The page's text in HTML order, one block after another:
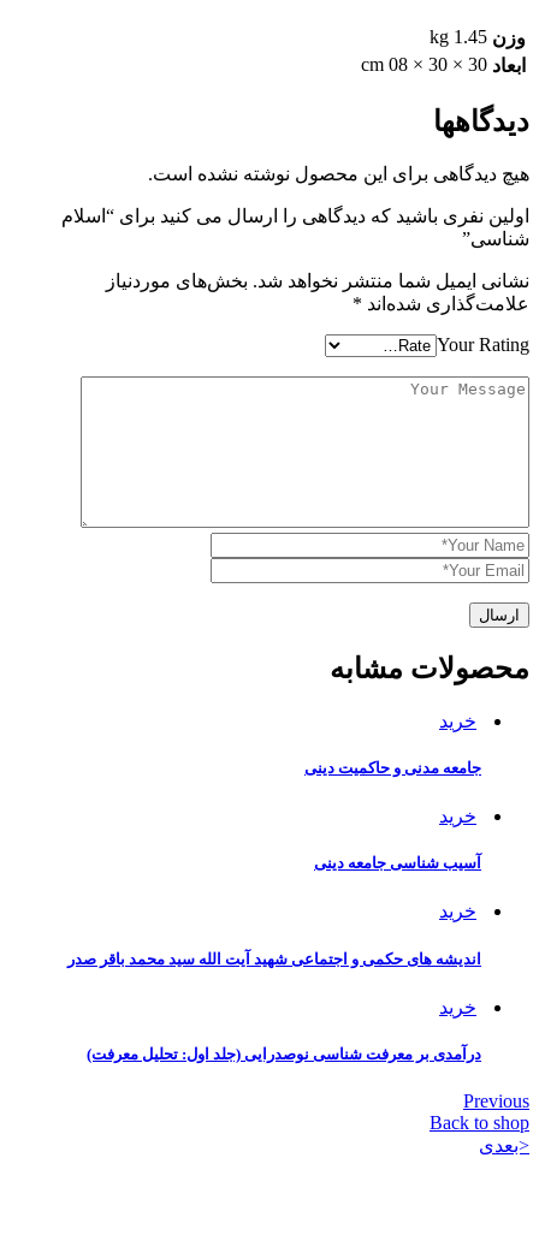
وزن 1.45 kg
ابعاد 30 × 30 × 08 cm
دیدگاهها
هیچ دیدگاهی برای این محصول نوشته نشده است.
اولین نفری باشید که دیدگاهی را ارسال می کنید برای “اسلام
شناسی”
نشانی ایمیل شما منتشر نخواهد شد. بخش‌های موردنیاز
علامت‌گذاری شده‌اند *
Your Rating
محصولات مشابه
خرید
جامعه مدنی و حاکمیت دینی
خرید
آسیب شناسی جامعه دینی
خرید
اندیشه های حکمی و اجتماعی شهید آیت الله سید محمد باقر صدر
خرید
درآمدی بر معرفت شناسی نوصدرایی (جلد اول: تحلیل معرفت)
Previous
Back to shop
<بعدی